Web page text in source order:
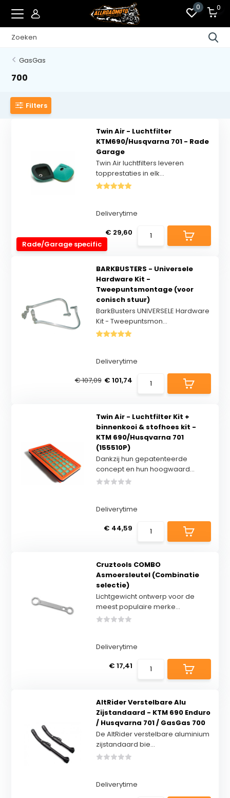
0 0
GasGas
700
Filters
Rade/Garage specific
Twin Air - Luchtfilter
KTM690/Husqvarna 701 - Rade
Garage
Twin Air luchtfilters leveren
topprestaties in elk...
Deliverytime
€ 29,60
BARKBUSTERS - Universele
Hardware Kit -
Tweepuntsmontage (voor
conisch stuur)
BarkBusters UNIVERSELE Hardware
Kit - Tweepuntsmon...
Deliverytime
€ 107,09 € 101,74
Twin Air - Luchtfilter Kit +
binnenkooi & stofhoes kit -
KTM 690/Husqvarna 701
(155510P)
Dankzij hun gepatenteerde
concept en hun hoogwaard...
Deliverytime
€ 44,59
Cruztools COMBO
Asmoersleutel (Combinatie
selectie)
Lichtgewicht ontwerp voor de
meest populaire merke...
Deliverytime
€ 17,41
AltRider Verstelbare Alu
Zijstandaard - KTM 690 Enduro
/ Husqvarna 701 / GasGas 700
De AltRider verstelbare aluminium
zijstandaard bie...
Deliverytime